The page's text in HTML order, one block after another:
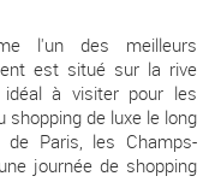
l'un des meilleurs
est situé sur la rive
à visiter pour les
de luxe le long
Paris, les Champs-
journée de shopping